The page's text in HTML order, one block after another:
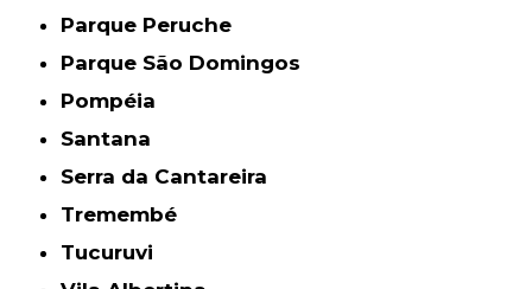
Parque Peruche
Parque São Domingos
Pompéia
Santana
Serra da Cantareira
Tremembé
Tucuruvi